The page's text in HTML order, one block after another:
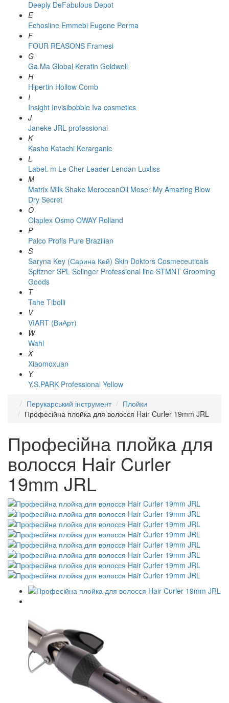
Deeply DeFabulous Depot
E
Echosline Emmebi Eugene Perma
F
FOUR REASONS Framesi
G
Ga.Ma Global Keratin Goldwell
H
Hipertin Hollow Comb
I
Insight Invisibobble Iva cosmetics
J
Janeke JRL professional
K
Kasho Katachi Kerarganic
L
Label. m Le Cher Leader Lendan Luxliss
M
Matrix Milk Shake MoroccanOil Moser My Amazing Blow
Dry Secret
O
Olaplex Osmo OWAY Rolland
P
Palco Profis Pure Brazilian
S
Saryna Key (Сарина Кей) Skin Doktors Cosmeceuticals
Spitzner SPL Solinger Professional line STMNT Grooming
Goods
T
Tahe Tibolli
V
VIART (ВиАрт)
W
Wahl
X
Xiaomoxuan
Y
Y.S.PARK Professional Yellow
Перукарський інструмент
Плойки
Професійна плойка для волосся Hair Curler 19mm JRL
Професійна плойка для
волосся Hair Curler
19mm JRL